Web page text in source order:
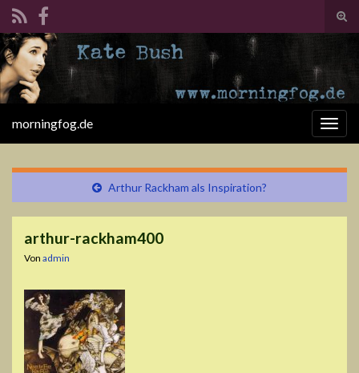
Search for:
morningfog.de
Arthur Rackham als Inspiration?
arthur-rackham400
Von admin